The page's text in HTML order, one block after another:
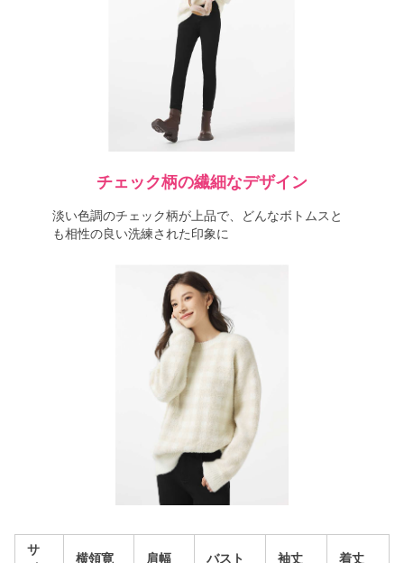
チェック柄の繊細なデザイン
淡い色調のチェック柄が上品で、どんなボトムスと
も相性の良い洗練された印象に
サ
横領寛
肩幅
バスト
袖丈
着丈